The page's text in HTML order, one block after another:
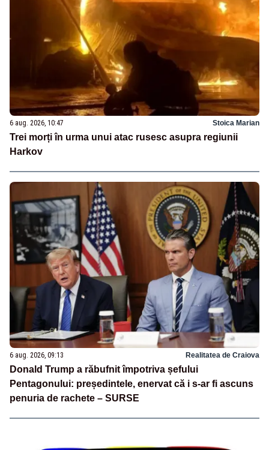
6 aug. 2026, 10:47 Stoica Marian
Trei morți în urma unui atac rusesc asupra regiunii
Harkov
6 aug. 2026, 09:13 Realitatea de Craiova
Donald Trump a răbufnit împotriva șefului
Pentagonului: președintele, enervat că i s-ar fi ascuns
penuria de rachete – SURSE